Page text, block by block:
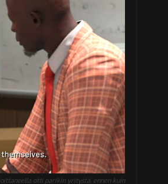
otti parikin yritystä, ennen kuin